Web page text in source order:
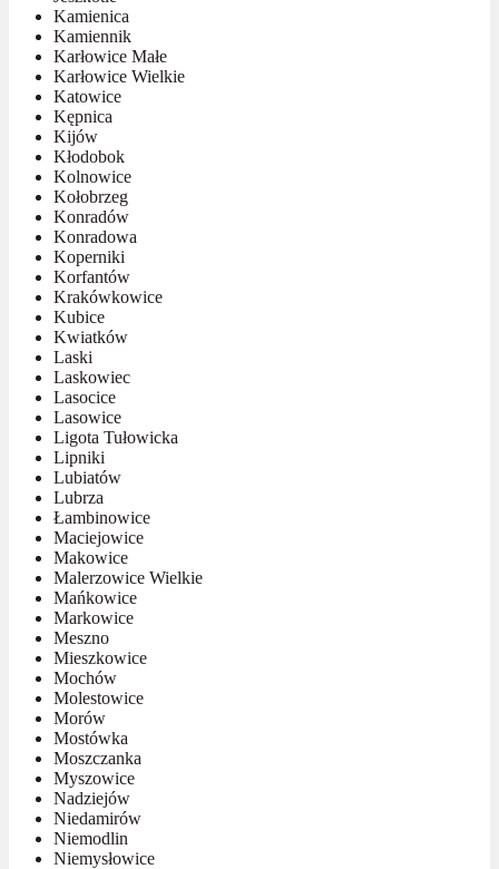
Kamienica
Kamiennik
Karłowice Małe
Karłowice Wielkie
Katowice
Kępnica
Kijów
Kłodobok
Kolnowice
Kołobrzeg
Konradów
Konradowa
Koperniki
Korfantów
Krakówkowice
Kubice
Kwiatków
Laski
Laskowiec
Lasocice
Lasowice
Ligota Tułowicka
Lipniki
Lubiatów
Lubrza
Łambinowice
Maciejowice
Makowice
Malerzowice Wielkie
Mańkowice
Markowice
Meszno
Mieszkowice
Mochów
Molestowice
Morów
Mostówka
Moszczanka
Myszowice
Nadziejów
Niedamirów
Niemodlin
Niemysłowice